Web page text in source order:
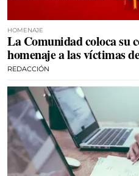
HOMENAJE
La Comunidad coloca su
homenaje a las víctimas
REDACCIÓN